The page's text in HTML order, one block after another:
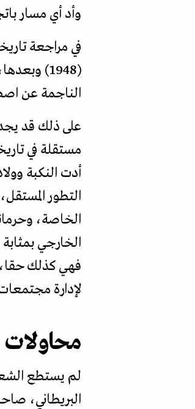
وأد أي مسار
في مراجعة
(1948)
الناجمة عن
على ذلك قد
مستقلة في
التطور
الخاصة،
الخارجي
فهي كذلك
لإدارة
محاولات
لم يستطع
البريطاني،